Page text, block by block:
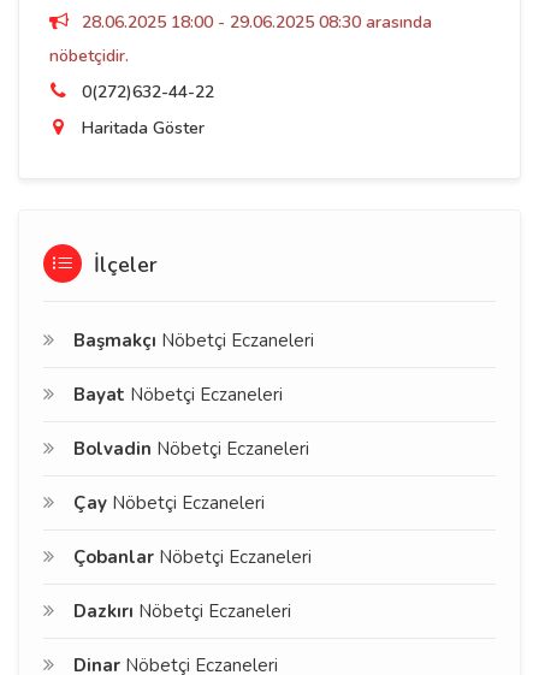
28.06.2025 18:00 - 29.06.2025 08:30 arasında
nöbetçidir.
0(272)632-44-22
Haritada Göster
İlçeler
Başmakçı Nöbetçi Eczaneleri
Bayat Nöbetçi Eczaneleri
Bolvadin Nöbetçi Eczaneleri
Çay Nöbetçi Eczaneleri
Çobanlar Nöbetçi Eczaneleri
Dazkırı Nöbetçi Eczaneleri
Dinar Nöbetçi Eczaneleri